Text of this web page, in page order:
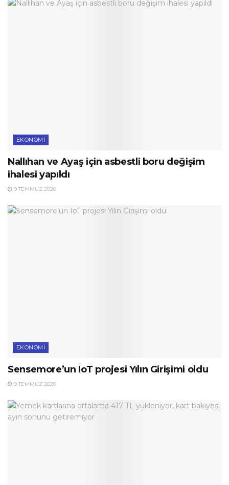
EKONOMI
Nallıhan ve Ayaş için asbestli boru değişim
ihalesi yapıldı
9 TEMMUZ 2020
EKONOMI
Sensemore’un IoT projesi Yılın Girişimi oldu
9 TEMMUZ 2020